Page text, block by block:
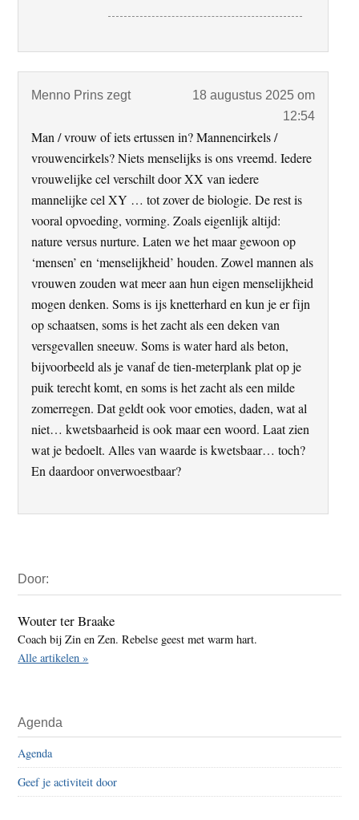
Menno Prins zegt
18 augustus 2025 om
12:54
Man / vrouw of iets ertussen in? Mannencirkels /
vrouwencirkels? Niets menselijks is ons vreemd. Iedere
vrouwelijke cel verschilt door XX van iedere
mannelijke cel XY … tot zover de biologie. De rest is
vooral opvoeding, vorming. Zoals eigenlijk altijd:
nature versus nurture. Laten we het maar gewoon op
‘mensen’ en ‘menselijkheid’ houden. Zowel mannen als
vrouwen zouden wat meer aan hun eigen menselijkheid
mogen denken. Soms is ijs knetterhard en kun je er fijn
op schaatsen, soms is het zacht als een deken van
versgevallen sneeuw. Soms is water hard als beton,
bijvoorbeeld als je vanaf de tien-meterplank plat op je
puik terecht komt, en soms is het zacht als een milde
zomerregen. Dat geldt ook voor emoties, daden, wat al
niet… kwetsbaarheid is ook maar een woord. Laat zien
wat je bedoelt. Alles van waarde is kwetsbaar… toch?
En daardoor onverwoestbaar?
Sidebar
Door:
Wouter ter Braake
Coach bij Zin en Zen. Rebelse geest met warm hart.
Alle artikelen »
Agenda
Agenda
Geef je activiteit door